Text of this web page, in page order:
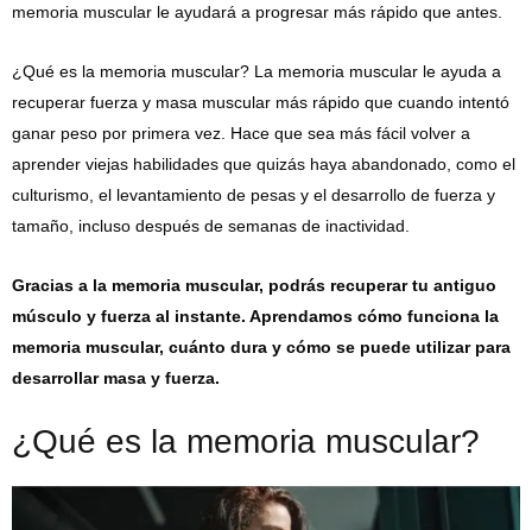
memoria muscular le ayudará a progresar más rápido que antes.
¿Qué es la memoria muscular? La memoria muscular le ayuda a
recuperar fuerza y ​​masa muscular más rápido que cuando intentó
ganar peso por primera vez. Hace que sea más fácil volver a
aprender viejas habilidades que quizás haya abandonado, como el
culturismo, el levantamiento de pesas y el desarrollo de fuerza y ​​​​
tamaño, incluso después de semanas de inactividad.
Gracias a la memoria muscular, podrás recuperar tu antiguo
músculo y fuerza al instante. Aprendamos cómo funciona la
memoria muscular, cuánto dura y cómo se puede utilizar para
desarrollar masa y fuerza.
¿Qué es la memoria muscular?